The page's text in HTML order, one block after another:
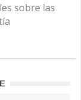
sobre las